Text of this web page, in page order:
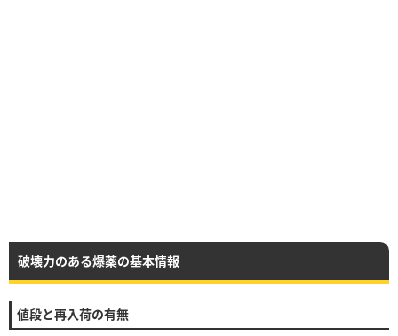
破壊力のある爆薬の基本情報
値段と再入荷の有無